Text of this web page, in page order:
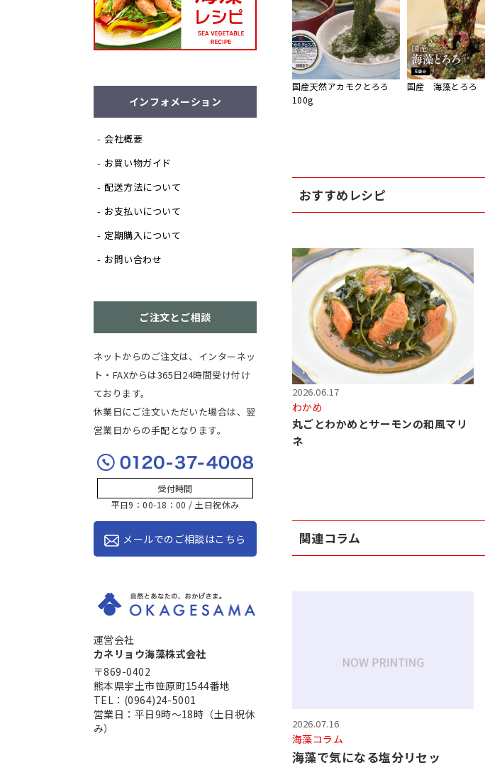
国産天然アカモクとろろ
100g
国産 海藻とろろ
おすすめレシピ
2026.06.17
わかめ
丸ごとわかめとサーモンの和風マリ
ネ
関連コラム
2026.07.16
海藻コラム
海藻で気になる塩分リセッ
インフォメーション
会社概要
お買い物ガイド
配送方法について
お支払いについて
定期購入について
お問い合わせ
ご注文とご相談
ネットからのご注文は、インターネッ
ト・FAXからは365日24時間受け付け
ております。
休業日にご注文いただいた場合は、翌
営業日からの手配となります。
受付時間
平日9：00-18：00 / 土日祝休み
メールでのご相談はこちら
運営会社
カネリョウ海藻株式会社
〒869-0402
熊本県宇土市笹原町1544番地
TEL：(0964)24-5001
営業日：平日9時～18時（土日祝休
み）